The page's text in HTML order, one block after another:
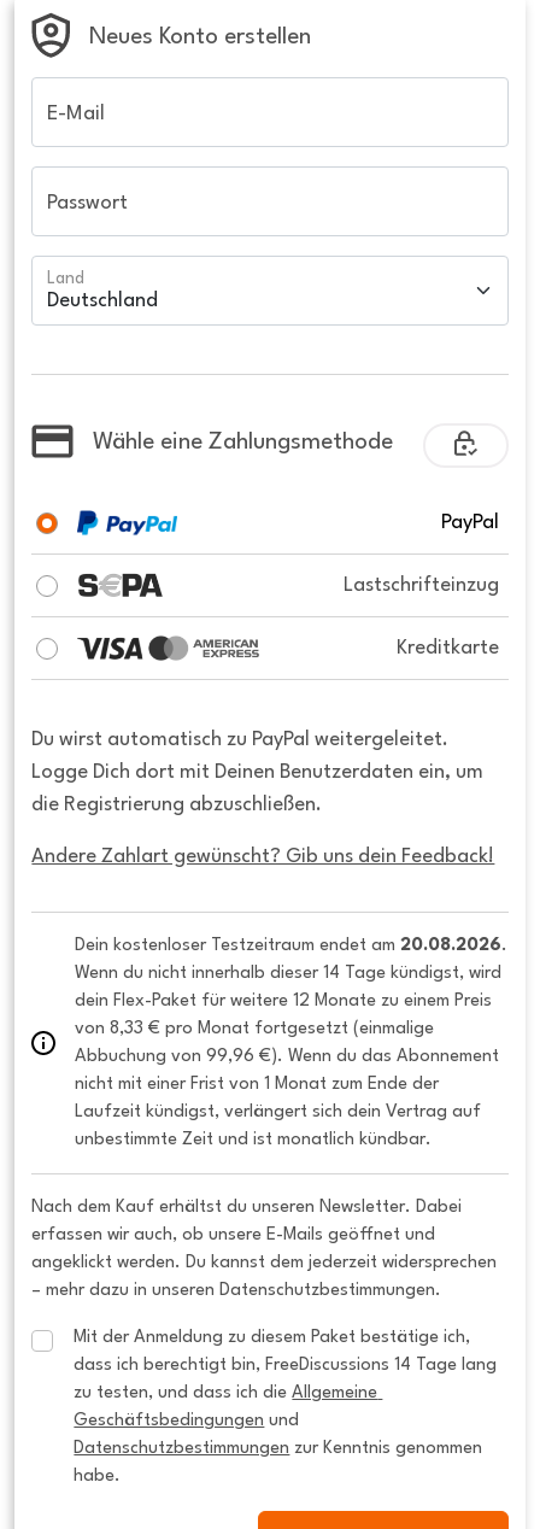
Neues Konto erstellen
E-Mail
Passwort
Land
Wähle eine Zahlungsmethode
PayPal
Lastschrifteinzug
Kreditkarte
Du wirst automatisch zu PayPal weitergeleitet.
Logge Dich dort mit Deinen Benutzerdaten ein, um
die Registrierung abzuschließen.
Andere Zahlart gewünscht? Gib uns dein Feedback!
Dein kostenloser Testzeitraum endet am 20.08.2026.
Wenn du nicht innerhalb dieser 14 Tage kündigst, wird
dein Flex-Paket für weitere 12 Monate zu einem Preis
von 8,33 € pro Monat fortgesetzt (einmalige
Abbuchung von 99,96 €). Wenn du das Abonnement
nicht mit einer Frist von 1 Monat zum Ende der
Laufzeit kündigst, verlängert sich dein Vertrag auf
unbestimmte Zeit und ist monatlich kündbar.
Nach dem Kauf erhältst du unseren Newsletter. Dabei
erfassen wir auch, ob unsere E-Mails geöffnet und
angeklickt werden. Du kannst dem jederzeit widersprechen
– mehr dazu in unseren Datenschutzbestimmungen.
Mit der Anmeldung zu diesem Paket bestätige ich,
dass ich berechtigt bin, FreeDiscussions 14 Tage lang
zu testen, und dass ich die Allgemeine
Geschäftsbedingungen
Datenschutzbestimmungen zur Kenntnis genommen
habe.